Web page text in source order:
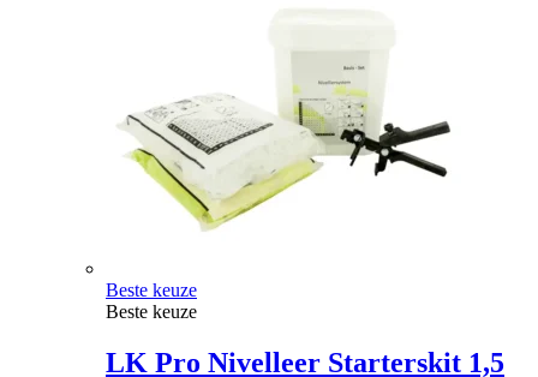
Beste keuze
Beste keuze
LK Pro Nivelleer Starterskit 1,5